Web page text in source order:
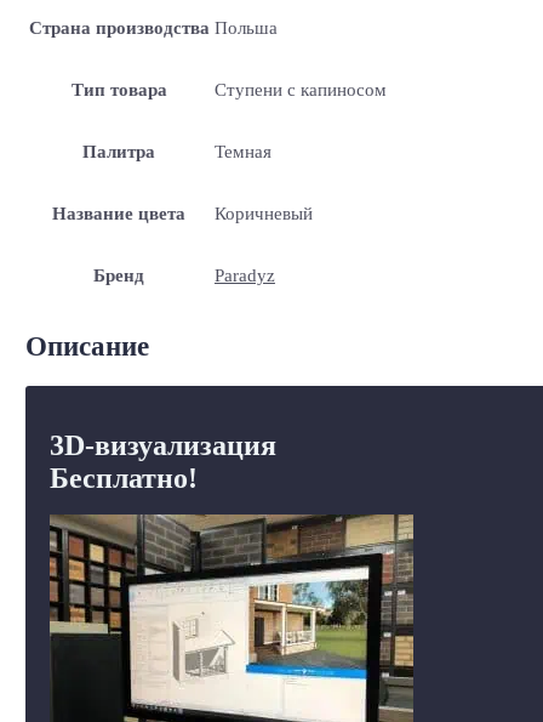
Страна производства Польша
Тип товара Ступени с капиносом
Палитра Темная
Название цвета Коричневый
Бренд Paradyz
Описание
3D-визуализация
Бесплатно!